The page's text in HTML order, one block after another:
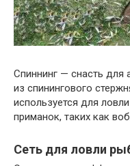
Спиннинг — снасть для
из спинингового
используется для
приманок, таких как
Сеть для ловли